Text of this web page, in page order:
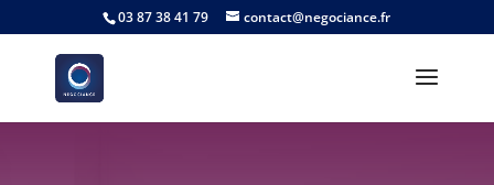
03 87 38 41 79 contact@negociance.fr